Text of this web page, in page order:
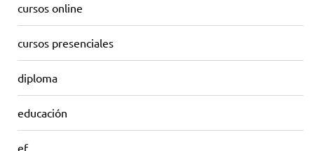
cursos online
cursos presenciales
diploma
educación
ef